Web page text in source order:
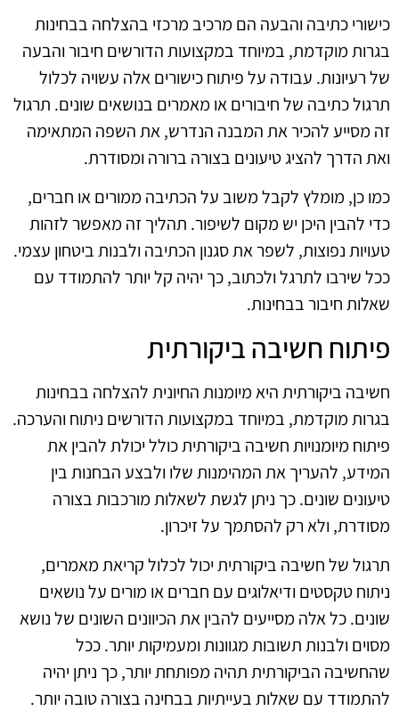
כישורי כתיבה והבעה הם מרכיב מרכזי בהצלחה בבחינות
בגרות מוקדמת, במיוחד במקצועות הדורשים חיבור והבעה
של רעיונות. עבודה על פיתוח כישורים אלה עשויה לכלול
תרגול כתיבה של חיבורים או מאמרים בנושאים שונים. תרגול
זה מסייע להכיר את המבנה הנדרש, את השפה המתאימה
ואת הדרך להציג טיעונים בצורה ברורה ומסודרת.
כמו כן, מומלץ לקבל משוב על הכתיבה ממורים או חברים,
כדי להבין היכן יש מקום לשיפור. תהליך זה מאפשר לזהות
טעויות נפוצות, לשפר את סגנון הכתיבה ולבנות ביטחון עצמי.
ככל שירבו לתרגל ולכתוב, כך יהיה קל יותר להתמודד עם
שאלות חיבור בבחינות.
פיתוח חשיבה ביקורתית
חשיבה ביקורתית היא מיומנות החיונית להצלחה בבחינות
בגרות מוקדמת, במיוחד במקצועות הדורשים ניתוח והערכה.
פיתוח מיומנויות חשיבה ביקורתית כולל יכולת להבין את
המידע, להעריך את המהימנות שלו ולבצע הבחנות בין
טיעונים שונים. כך ניתן לגשת לשאלות מורכבות בצורה
מסודרת, ולא רק להסתמך על זיכרון.
תרגול של חשיבה ביקורתית יכול לכלול קריאת מאמרים,
ניתוח טקסטים ודיאלוגים עם חברים או מורים על נושאים
שונים. כל אלה מסייעים להבין את הכיוונים השונים של נושא
מסוים ולבנות תשובות מגוונות ומעמיקות יותר. ככל
שהחשיבה הביקורתית תהיה מפותחת יותר, כך ניתן יהיה
להתמודד עם שאלות בעייתיות בבחינה בצורה טובה יותר.